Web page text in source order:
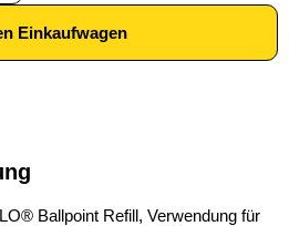
Einkaufwagen
Ballpoint Refill, Verwendung für